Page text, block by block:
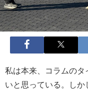
私は本来、コラムのタ
いと思っている。しか